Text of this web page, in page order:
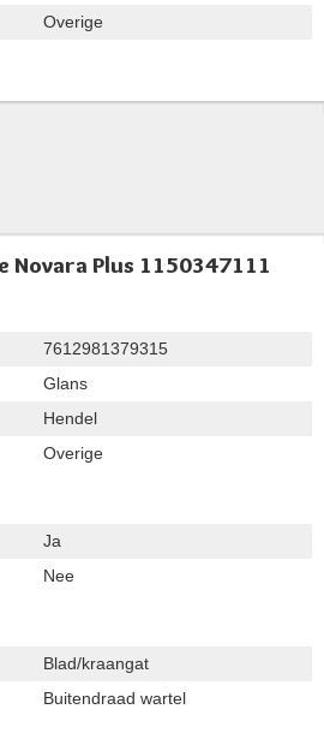
Overige
Novara Plus 1150347111
7612981379315
Glans
Hendel
Overige
Ja
Nee
Blad/kraangat
Buitendraad wartel